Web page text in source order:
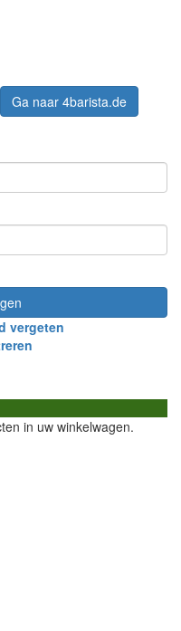
Ga naar 4barista.de
vergeten
in uw winkelwagen.